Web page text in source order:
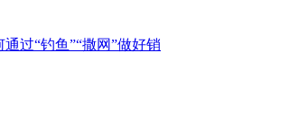
过“钓鱼”“撒网”做好销